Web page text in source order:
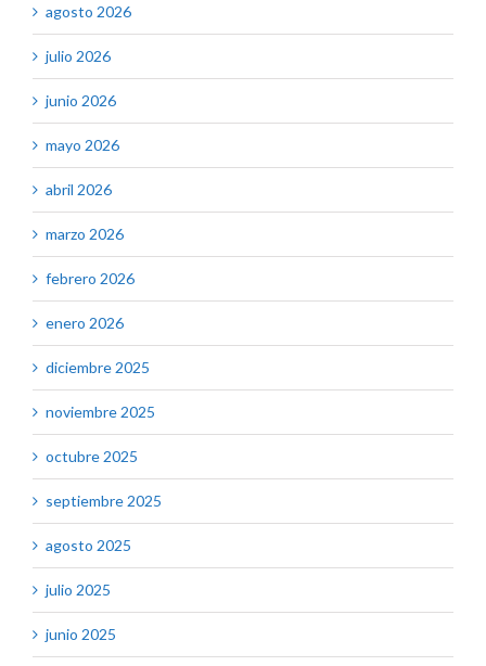
agosto 2026
julio 2026
junio 2026
mayo 2026
abril 2026
marzo 2026
febrero 2026
enero 2026
diciembre 2025
noviembre 2025
octubre 2025
septiembre 2025
agosto 2025
julio 2025
junio 2025